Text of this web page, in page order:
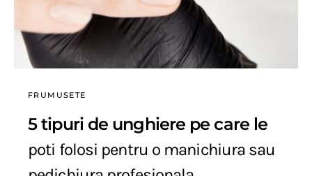
FRUMUSETE
5 tipuri de unghiere pe care le
poti folosi pentru o manichiura sau